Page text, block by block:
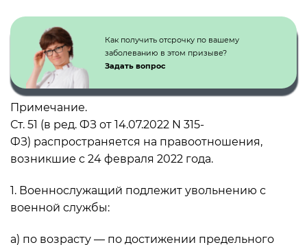
Как получить отсрочку по вашему
заболеванию в этом призыве?
Задать вопрос
Примечание.
Ст. 51 (в ред. ФЗ от 14.07.2022 N 315-
ФЗ) распространяется на правоотношения,
возникшие с 24 февраля 2022 года.
1. Военнослужащий подлежит увольнению с
военной службы:
а) по возрасту — по достижении предельного